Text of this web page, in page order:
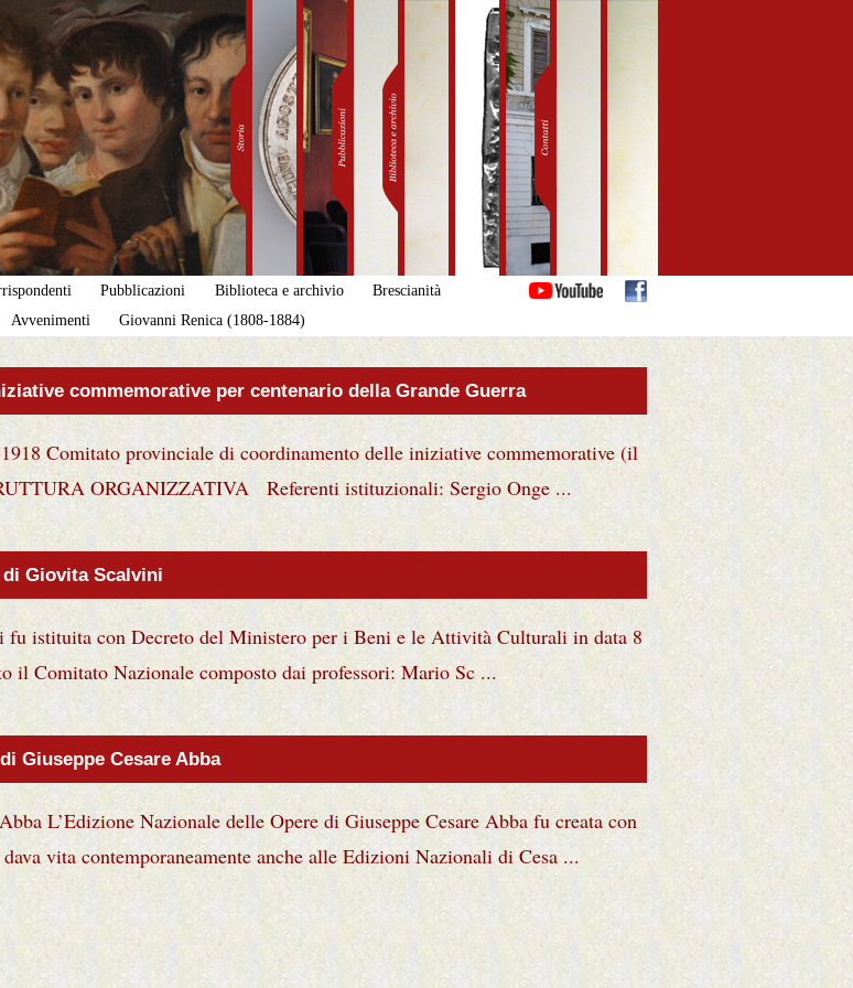
Pubblicazioni Biblioteca e archivio
Brescianità
Avvenimenti Giovanni Renica (1808-1884)
commemorative per centenario della Grande Guerra
Comitato provinciale di coordinamento delle iniziative commemorative (il
ORGANIZZATIVA Referenti istituzionali: Sergio Onge ...
Giovita Scalvini
istituita con Decreto del Ministero per i Beni e le Attività Culturali in data 8
il Comitato Nazionale composto dai professori: Mario Sc ...
Giuseppe Cesare Abba
L’Edizione Nazionale delle Opere di Giuseppe Cesare Abba fu creata con
vita contemporaneamente anche alle Edizioni Nazionali di Cesa ...